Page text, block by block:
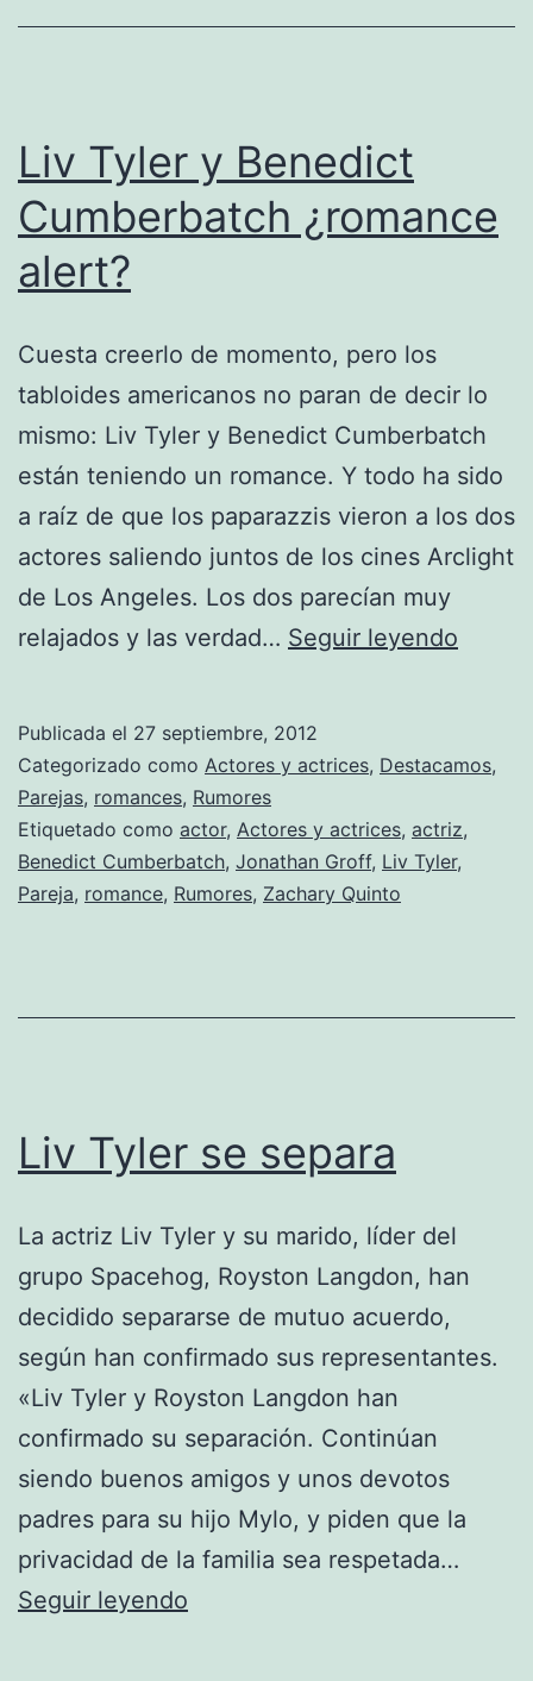
Liv Tyler y Benedict
Cumberbatch ¿romance
alert?
Cuesta creerlo de momento, pero los
tabloides americanos no paran de decir lo
mismo: Liv Tyler y Benedict Cumberbatch
están teniendo un romance. Y todo ha sido
a raíz de que los paparazzis vieron a los dos
actores saliendo juntos de los cines Arclight
de Los Angeles. Los dos parecían muy
relajados y las verdad… Seguir leyendo
alert?
Publicada el 27 septiembre, 2012
Categorizado como Actores y actrices, Destacamos,
Parejas, romances, Rumores
Etiquetado como actor, Actores y actrices, actriz,
Benedict Cumberbatch, Jonathan Groff, Liv Tyler,
Pareja, romance, Rumores, Zachary Quinto
Liv Tyler se separa
La actriz Liv Tyler y su marido, líder del
grupo Spacehog, Royston Langdon, han
decidido separarse de mutuo acuerdo,
según han confirmado sus representantes.
«Liv Tyler y Royston Langdon han
confirmado su separación. Continúan
siendo buenos amigos y unos devotos
padres para su hijo Mylo, y piden que la
privacidad de la familia sea respetada…
Seguir leyendo